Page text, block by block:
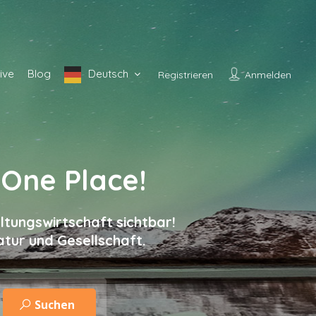
Registrieren Anmelden
Blog Deutsch
Place!
sichtbar!
und Gesellschaft.